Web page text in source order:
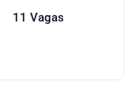
11 Vagas